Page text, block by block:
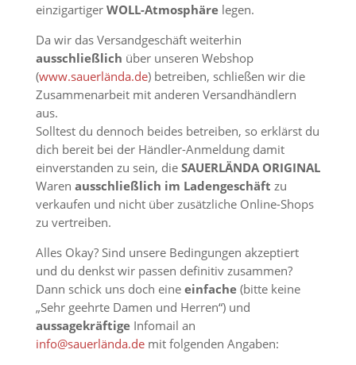
einzigartiger WOLL-Atmosphärelegen.
Da wir das Versandgeschäft weiterhin
ausschließlich über unseren Webshop
(www.sauerlända.de) betreiben, schließen wir die
Zusammenarbeit mit anderen Versandhändlern
aus.
Solltest du dennoch beides betreiben, so erklärst du
dich bereit bei der Händler-Anmeldung damit
einverstanden zu sein, dieSAUERLÄNDA ORIGINAL
Waren ausschließlich im Ladengeschäft zu
verkaufen und nicht über zusätzliche Online-Shops
zu vertreiben.
Alles Okay? Sind unsere Bedingungen akzeptiert
und du denkst wir passen definitiv zusammen?
Dann schick uns doch eine einfache(bitte keine
„Sehr geehrte Damen und Herren“) und
aussagekräftigeInfomail an
info@sauerlända.demit folgenden Angaben: